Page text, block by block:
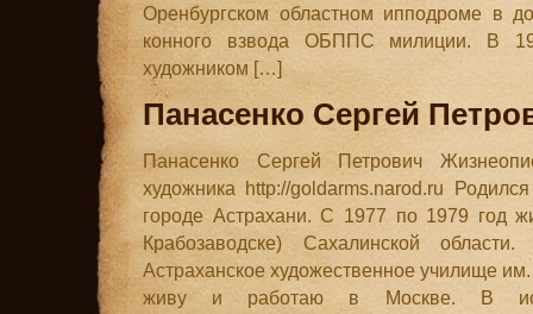
Оренбургском областном ипподроме в
конного взвода ОБППС милиции. В
художником […]
Панасенко Сергей
Панасенко Сергей Петрович
художника http://goldarms.narod.ru
городе Астрахани. С 1977 по 1979 год
Крабозаводске) Сахалинской
Астраханское художественное училище
живу и работаю в Москве. В